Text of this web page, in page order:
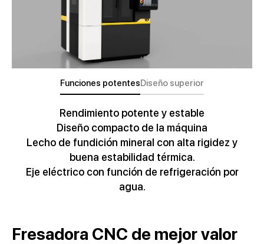
Funciones potentesDiseño superior
Rendimiento potente y estable
Diseño compacto de la máquina
Lecho de fundición mineral con alta rigidez y
buena estabilidad térmica.
Eje eléctrico con función de refrigeración por
agua.
Fresadora CNC de mejor valor